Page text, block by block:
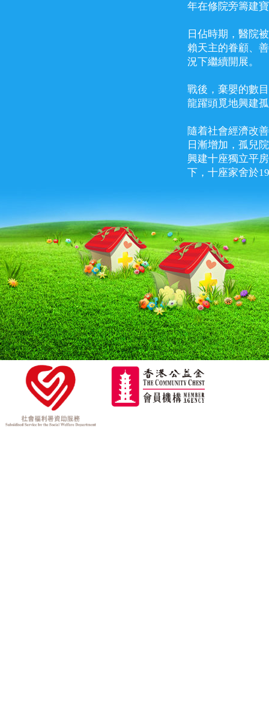
年在修院旁籌建
日佔時期，醫院
賴天主的眷顧、
況下繼續開展。
戰後，棄嬰的數
龍躍頭覓地興建
隨着社會經濟改
日漸增加，孤兒
興建十座獨立平
下，十座家舍於